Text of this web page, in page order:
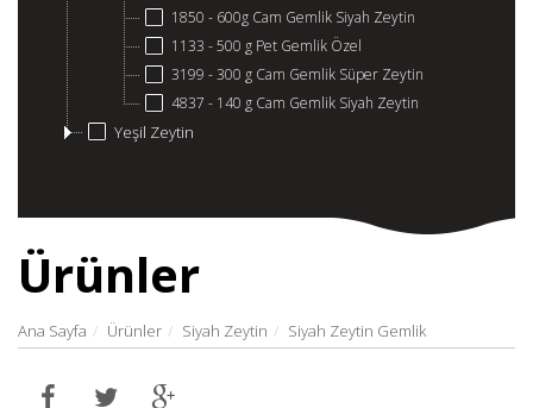
1850 - 600g Cam Gemlik Siyah Zeytin
1133 - 500 g Pet Gemlik Özel
3199 - 300 g Cam Gemlik Süper Zeytin
4837 - 140 g Cam Gemlik Siyah Zeytin
Yeşil Zeytin
Ürünler
Ana Sayfa Ürünler Siyah Zeytin Siyah Zeytin Gemlik